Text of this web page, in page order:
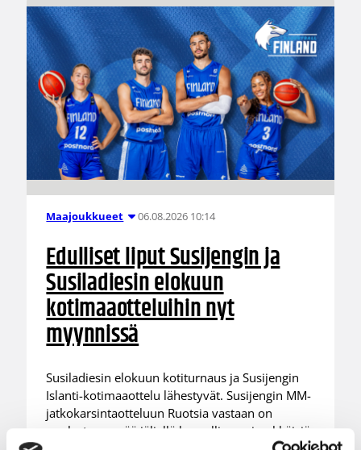
Maajoukkueet 06.08.2026 10:14
Edulliset liput Susijengin ja
Susiladiesin elokuun
kotimaaotteluihin nyt
myynnissä
Susiladiesin elokuun kotiturnaus ja Susijengin
Islanti-kotimaaottelu lähestyvät. Susijengin MM-
jatkokarsintaotteluun Ruotsia vastaan on
puolestaan enää jäljellä kourallinen vierekkäisiä